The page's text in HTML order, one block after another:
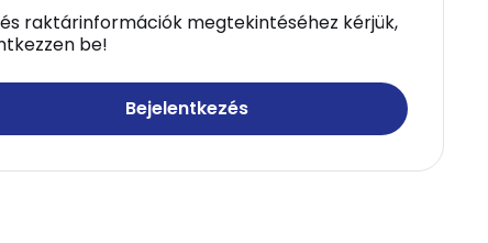
raktárinformációk megtekintéséhez kérjük,
be!
Bejelentkezés